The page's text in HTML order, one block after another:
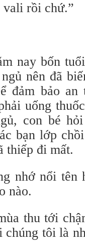
vali rồi chứ.”
nay bốn
nên đã
đảm bảo an
uống
con bé
bạn lớp
thiếp đi mất.
nhớ nổi tên
nào.
thu tới
chúng tôi là